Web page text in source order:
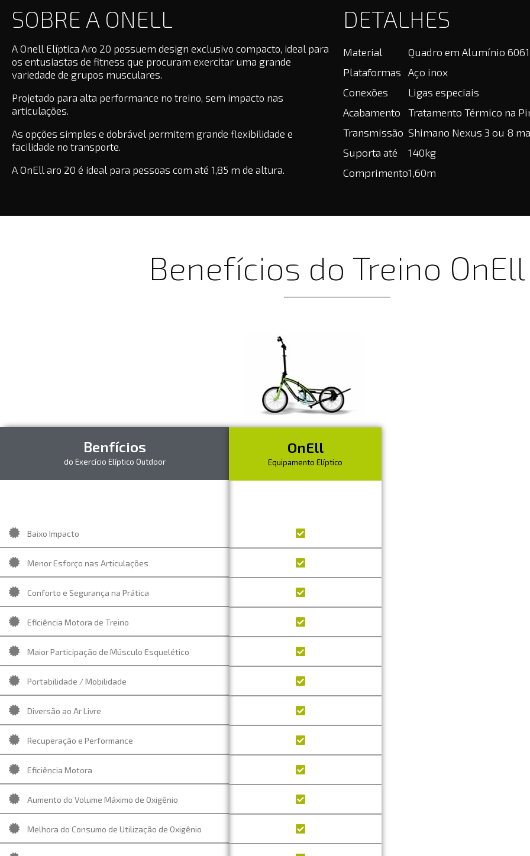
SOBRE A ONELL
A Onell Elíptica Aro 20 possuem design exclusivo compacto, ideal para
os entusiastas de fitness que procuram exercitar uma grande
variedade de grupos musculares.
Projetado para alta performance no treino, sem impacto nas
articulações.
As opções simples e dobrável permitem grande flexibilidade e
facilidade no transporte.
A OnEll aro 20 é ideal para pessoas com até 1,85 m de altura.
DETALHES
Material
Quadro em Alumínio 6061
Plataformas Aço inox
Conexões
Ligas especiais
Acabamento
Tratamento Térmico na
Transmissão Shimano Nexus 3 ou 8
Suporta até
140kg
Comprimento1,60m
Benefícios do Treino OnEll​
Benfícios
do Exercício Elíptico Outdoor
Baixo Impacto
Menor Esforço nas Articulações
Conforto e Segurança na Prática
Eficiência Motora de Treino
Maior Participação de Músculo Esquelético
Portabilidade / Mobilidade
Diversão ao Ar Livre
Recuperação e Performance
Eficiência Motora
Aumento do Volume Máximo de Oxigênio
Melhora do Consumo de Utilização de Oxigênio
OnEll
Equipamento Elíptico